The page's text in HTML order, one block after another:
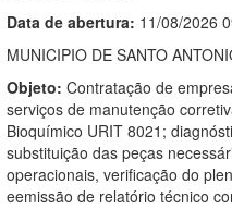
Data de abertura: 11/08/2026
MUNICIPIO DE SANTO
Objeto: Contratação de
serviços de manutenção
Bioquímico URIT 8021;
substituição das peças
operacionais, verificação do
eemissão de relatório técnico